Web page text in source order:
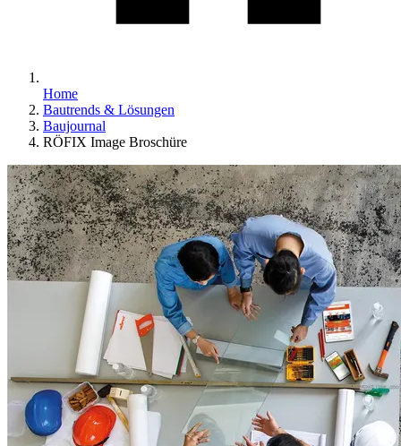
Home
Bautrends & Lösungen
Baujournal
RÖFIX Image Broschüre